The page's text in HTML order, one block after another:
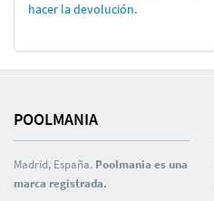
hacer la devolución.
POOLMANIA
Madrid, España. Poolmania es una
marca registrada.